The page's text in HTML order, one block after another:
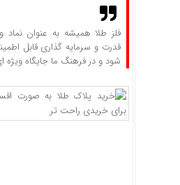
فلز طلا همیشه به عنوان نماد و
قدرت و سرمایه گذاری قابل
شود و در فرهنگ ما جایگاه ویژه